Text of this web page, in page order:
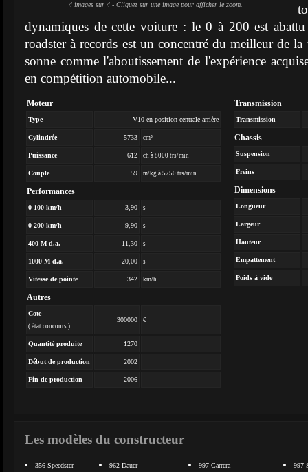
4 images sur 4 - Cliquez sur une image pour afficher le zoom.
dynamiques de cette voiture : le 0 à 200 est
roadster à records est un concentré du meilleur de
sonne comme l'aboutissement de l'expérience
en compétition automobile...
Moteur
Type V10 en position centrale arrière
Cylindrée 5733 cm³
Puissance 612 ch à 8000 trs/min
Couple 59 m/kg à 5750 trs/min
Performances
0-100 km/h 3,90 s
0-200 km/h 9,90 s
400 M d.a. 11,30 s
1000 M d.a. 20,00 s
Vitesse de pointe 342 km/h
Autres
Cote
( état concours )
300000 €
Quantité produite 1270
Début de production 2002
Fin de production 2006
Transmission
Transmission
Chassis
Suspension
Freins
Dimensions
Longueur
Largeur
Hauteur
Empattement
Poids à vide
Les modèles du constructeur
356 Speedster
962 Dauer
997 Carrera
997